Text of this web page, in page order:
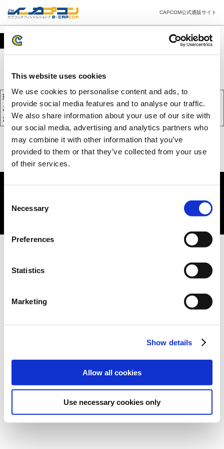
This website uses cookies
We use cookies to personalise content and ads, to
provide social media features and to analyse our traffic.
We also share information about your use of our site with
our social media, advertising and analytics partners who
may combine it with other information that you’ve
provided to them or that they’ve collected from your use
of their services.
Selection
Necessary
Preferences
Statistics
Marketing
Show details
Allow all cookies
Use necessary cookies only
CAPCOM公式通販サイト
カート
現在、カートには商品が入っておりません。
お買い物を続けるには下の 「お買い物を続ける」 をクリックしてく
ださい。